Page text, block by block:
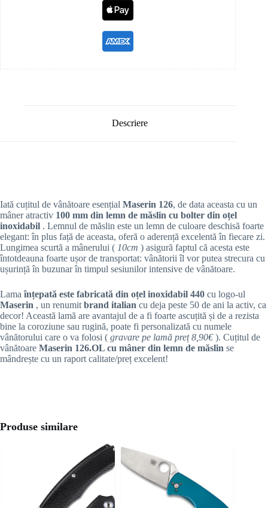
Descriere
Iată cuțitul de vânătoare esențial Maserin 126, de data aceasta cu un
mâner atractiv 100 mm din lemn de măslin cu bolter din oțel
inoxidabil . Lemnul de măslin este un lemn de culoare deschisă foarte
elegant: în plus față de aceasta, oferă o aderență excelentă în fiecare zi.
Lungimea scurtă a mânerului ( 10cm ) asigură faptul că acesta este
întotdeauna foarte ușor de transportat: vânătorii îl vor putea strecura cu
ușurință în buzunar în timpul sesiunilor intensive de vânătoare.
Lamaînțepată este fabricată din oțel inoxidabil 440 cu logo-ul
Maserin , un renumit brand italian cu deja peste 50 de ani la activ, ca
decor! Această lamă are avantajul de a fi foarte ascuțită și de a rezista
bine la coroziune sau rugină, poate fi personalizată cu numele
vânătorului care o va folosi ( gravare pe lamă preț 8,90€). Cuțitul de
vânătoare Maserin 126.OL cu mâner din lemn de măslin se
mândrește cu un raport calitate/preț excelent!
Produse similare